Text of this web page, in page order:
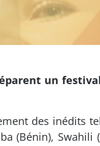
un
des inédits
(Bénin), Swahili